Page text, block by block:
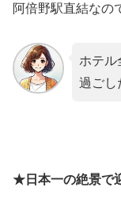
阿倍野駅直結なの
ホテル
過ごし
★日本一の絶景で